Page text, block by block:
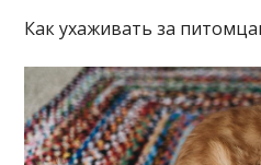
Как ухаживать за